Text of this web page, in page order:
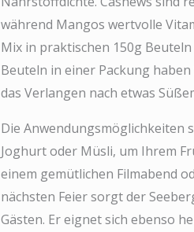
während Mangos wertvolle
Mix in praktischen 150g
Beuteln in einer Packung
das Verlangen nach etwas
Die Anwendungsmöglichkeiten
Joghurt oder Müsli, um Ihrem
einem gemütlichen Filmabend
nächsten Feier sorgt der
Gästen. Er eignet sich ebenso